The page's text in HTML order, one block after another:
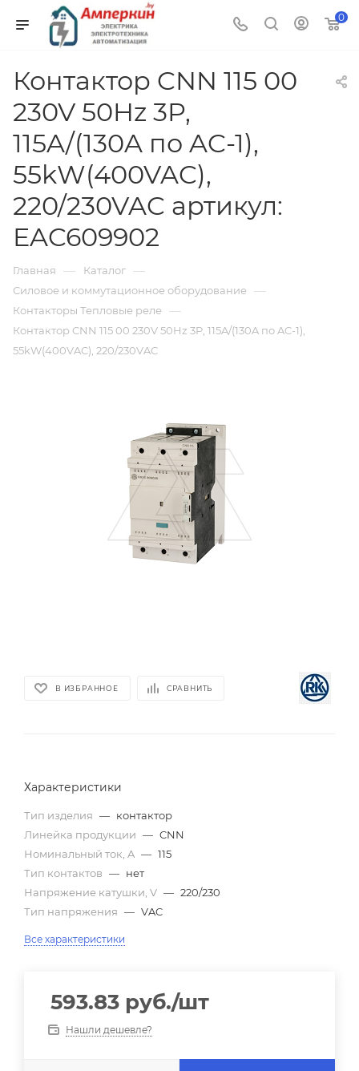
0
Контактор CNN 115 00
230V 50Hz 3P,
115A/(130A по AC-1),
55kW(400VAC),
220/230VAC артикул:
EAC609902
Главная — Каталог —
Силовое и коммутационное оборудование —
Контакторы Тепловые реле —
Контактор CNN 115 00 230V 50Hz 3P, 115A/(130A по AC-1),
55kW(400VAC), 220/230VAC
В ИЗБРАННОЕ СРАВНИТЬ
Характеристики
Тип изделия — контактор
Линейка продукции — CNN
Номинальный ток, A — 115
Тип контактов — нет
Напряжение катушки, V — 220/230
Тип напряжения — VAC
Все характеристики
593.83 руб./шт
Нашли дешевле?